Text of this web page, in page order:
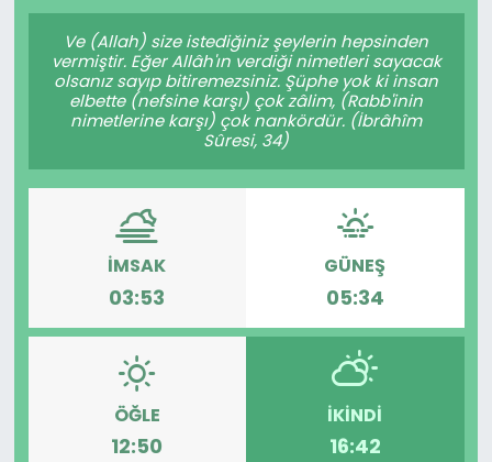
Ve (Allah) size istediğiniz şeylerin hepsinden
vermiştir. Eğer Allâh'ın verdiği nimetleri sayacak
olsanız sayıp bitiremezsiniz. Şüphe yok ki insan
elbette (nefsine karşı) çok zâlim, (Rabb'inin
nimetlerine karşı) çok nankördür. (İbrâhîm
Sûresi, 34)
İMSAK
03:53
GÜNEŞ
05:34
ÖĞLE
12:50
İKINDI
16:42
Gündem
KKTC
KKTC YEREL SEÇİM 2018
Kültür Sanat
Magazin
Nöbetçi Eczaneler
Otomobil Dünyası